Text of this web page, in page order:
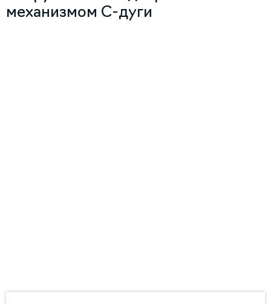
механизмом С-дуги